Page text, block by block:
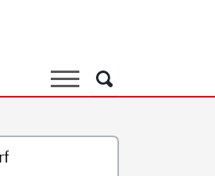
Suche
Suche